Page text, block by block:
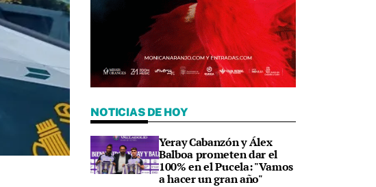
NOTICIAS DE HOY
Yeray Cabanzón y Álex
Balboa prometen dar el
100% en el Pucela: "Vamos
a hacer un gran año"